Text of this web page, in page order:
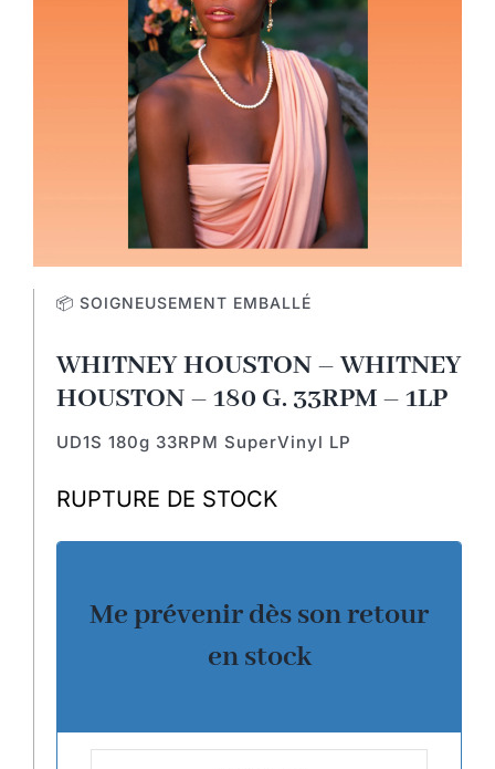
📦 SOIGNEUSEMENT EMBALLÉ
WHITNEY HOUSTON – WHITNEY
HOUSTON – 180 G. 33RPM – 1LP
UD1S 180g 33RPM SuperVinyl LP
RUPTURE DE STOCK
Me prévenir dès son retour
en stock